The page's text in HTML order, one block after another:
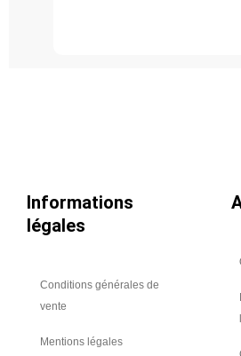
Informations
légales
Conditions générales de
vente
Mentions légales